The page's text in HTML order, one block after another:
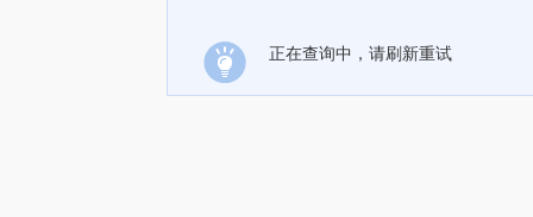
正在查询中，请刷新重试